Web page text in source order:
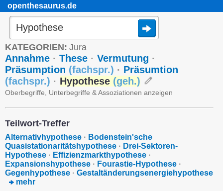
openthesaurus.de
KATEGORIEN: Jura
Annahme · These · Vermutung ·
Präsumption (fachspr.) · Präsumtion
(fachspr.) · Hypothese (geh.)
Oberbegriffe, Unterbegriffe & Assoziationen anzeigen
Teilwort-Treffer
Alternativhypothese · Bodenstein'sche
Quasistationaritätshypothese · Drei-Sektoren-
Hypothese · Effizienzmarkthypothese ·
Expansionshypothese · Fourastie-Hypothese ·
Gegenhypothese · Gestaltänderungsenergiehypothese
mehr